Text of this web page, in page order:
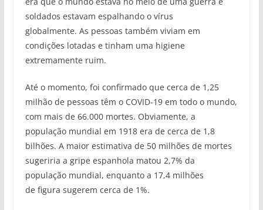
soldados estavam espalhando o vírus
globalmente. As pessoas também viviam em
condições lotadas e tinham uma higiene
extremamente ruim.
Até o momento, foi confirmado que cerca de 1,25
milhão de pessoas têm o COVID-19 em todo o mundo,
com mais de 66.000 mortes. Obviamente, a
população mundial em 1918 era de cerca de 1,8
bilhões. A maior estimativa de 50 milhões de mortes
sugeriria a gripe espanhola matou 2,7% da
população mundial, enquanto a 17,4 milhões
de figura sugerem cerca de 1%.